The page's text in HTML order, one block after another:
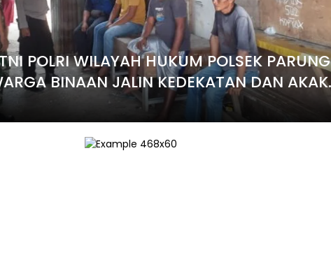
POLRI WILAYAH HUKUM POLSEK PARUNG
BINAAN JALIN KEDEKATAN DAN AKAK
WILAYAH AGAR AMAN KONDUSIF